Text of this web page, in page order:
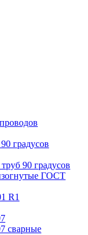
градусов
90 градусов
ГОСТ
R1
сварные